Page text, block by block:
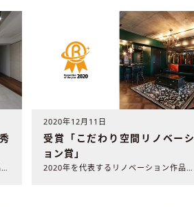
2020年12月11日
受賞「こだわり空間リノベーシ
ョン賞」